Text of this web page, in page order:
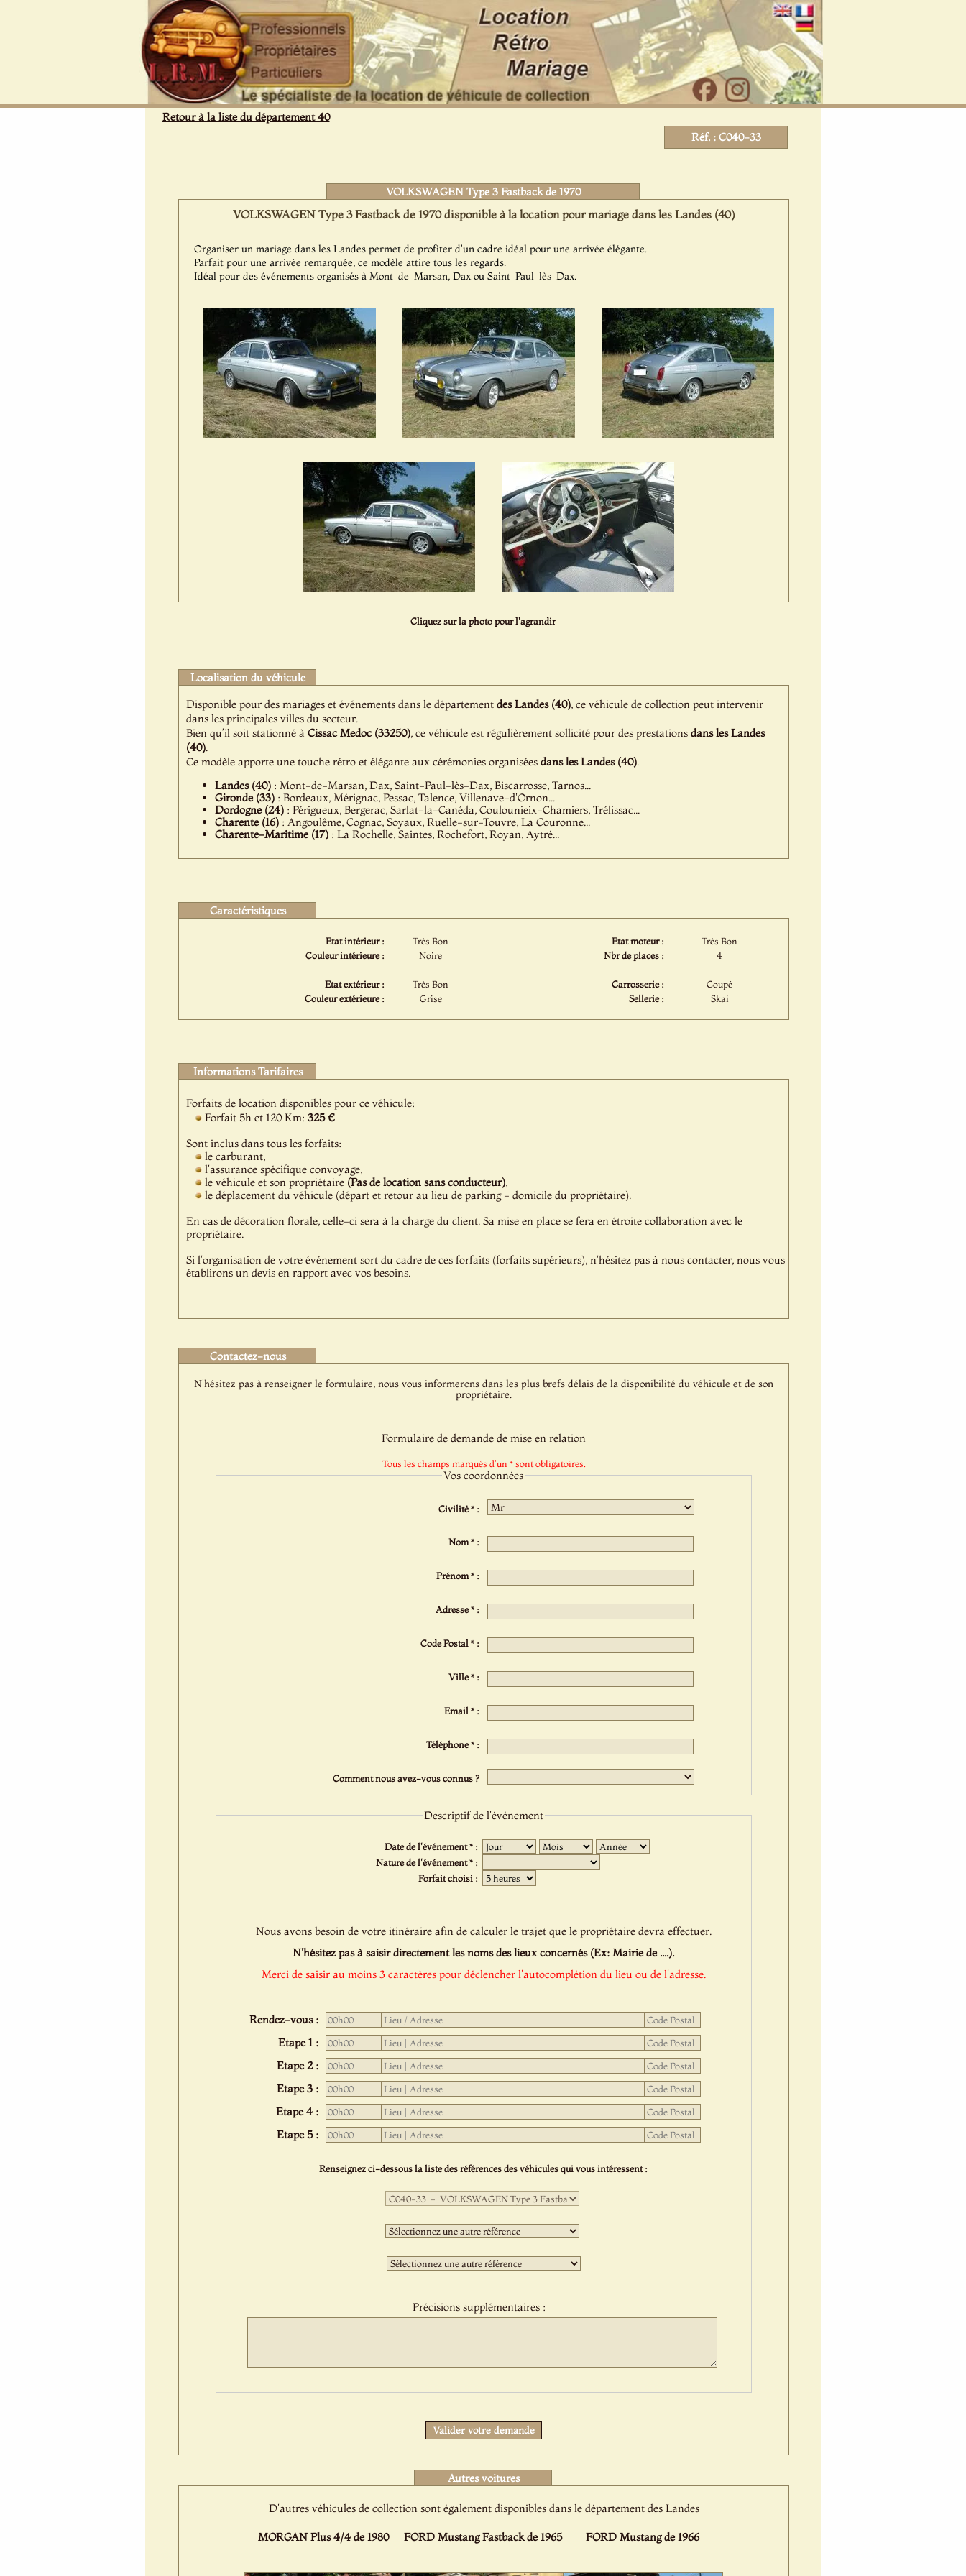
Retour à la liste du département 40
Réf. : C040-33
VOLKSWAGEN Type 3 Fastback de 1970
VOLKSWAGEN Type 3 Fastback de 1970 disponible à la location pour mariage dans les Landes (40)
Organiser un mariage dans les Landes permet de profiter d'un cadre idéal pour une arrivée élégante.
Parfait pour une arrivée remarquée, ce modèle attire tous les regards.
Idéal pour des événements organisés à Mont-de-Marsan, Dax ou Saint-Paul-lès-Dax.
Cliquez sur la photo pour l'agrandir
Localisation du véhicule
Disponible pour des mariages et événements dans le département des Landes (40), ce véhicule de collection peut intervenir
dans les principales villes du secteur.
Bien qu’il soit stationné à Cissac Medoc (33250), ce véhicule est régulièrement sollicité pour des prestations dans les Landes
(40).
Ce modèle apporte une touche rétro et élégante aux cérémonies organisées dans les Landes (40).
Landes (40): Mont-de-Marsan, Dax, Saint-Paul-lès-Dax, Biscarrosse, Tarnos...
Gironde (33): Bordeaux, Mérignac, Pessac, Talence, Villenave-d'Ornon...
Dordogne (24): Périgueux, Bergerac, Sarlat-la-Canéda, Coulounieix-Chamiers, Trélissac...
Charente (16): Angoulême, Cognac, Soyaux, Ruelle-sur-Touvre, La Couronne...
Charente-Maritime (17): La Rochelle, Saintes, Rochefort, Royan, Aytré...
Caractéristiques
Etat intérieur :
Très Bon
Couleur intérieure :
Noire
Etat extérieur :
Très Bon
Couleur extérieure :
Grise
Etat moteur :
Très Bon
Nbr de places :
4
Carrosserie :
Coupé
Sellerie :
Skai
Informations Tarifaires
Forfaits de location disponibles pour ce véhicule:
Forfait 5h et 120 Km: 325 €
Sont inclus dans tous les forfaits:
le carburant,
l'assurance spécifique convoyage,
le véhicule et son propriétaire (Pas de location sans conducteur),
le déplacement du véhicule (départ et retour au lieu de parking - domicile du propriétaire).
En cas de décoration florale, celle-ci sera à la charge du client. Sa mise en place se fera en étroite collaboration avec le
propriétaire.
Si l'organisation de votre événement sort du cadre de ces forfaits (forfaits supérieurs), n'hésitez pas à nous contacter, nous vous
établirons un devis en rapport avec vos besoins.
Contactez-nous
N'hésitez pas à renseigner le formulaire, nous vous informerons dans les plus brefs délais de la disponibilité du véhicule et de son
propriétaire.
Formulaire de demande de mise en relation
Tous les champs marqués d'un * sont obligatoires.
Vos coordonnées
Civilité * :
Nom * :
Prénom * :
Adresse * :
Code Postal * :
Ville * :
Email * :
Téléphone * :
Comment nous avez-vous connus ?
Descriptif de l'événement
Date de l'événement * : Jour
Nature de l'événement * :
Forfait choisi :
Nous avons besoin de votre itinéraire afin de calculer le trajet que le propriétaire devra effectuer.
N'hésitez pas à saisir directement les noms des lieux concernés (Ex: Mairie de ....).
Merci de saisir au moins 3 caractères pour déclencher l'autocomplétion du lieu ou de l'adresse.
Rendez-vous :
Etape 1 :
Etape 2 :
Etape 3 :
Etape 4 :
Etape 5 :
Renseignez ci-dessous la liste des références des véhicules qui vous intéressent :
Première
sélection
:Deuxième
sélection
:Troisième
sélection
Précisions supplémentaires :
Valider votre demande
Autres voitures
D'autres véhicules de collection sont également disponibles dans le département des Landes
MORGAN Plus 4/4 de 1980 FORD Mustang Fastback de 1965 FORD Mustang de 1966
Panneau de gestion des cookies